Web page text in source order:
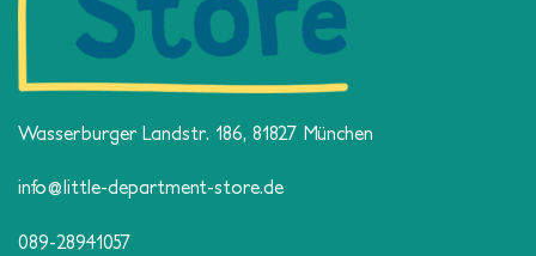
Wasserburger Landstr. 186, 81827 München
info@little-department-store.de
089-28941057